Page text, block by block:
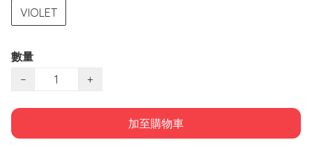
VIOLET
數量
−
+
加至購物車